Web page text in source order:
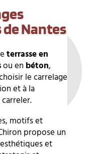
Nantes
terrasse en
ou en béton,
le carrelage
et à la
motifs et
propose un
et